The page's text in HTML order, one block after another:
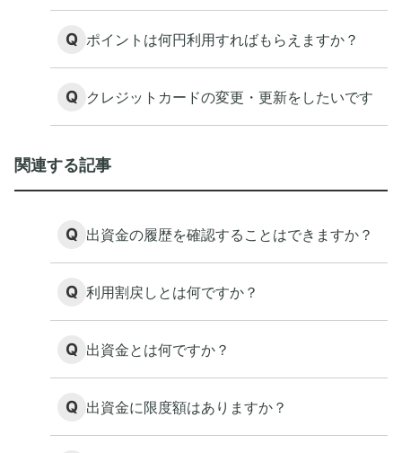
Q ポイントは何円利用すればもらえますか？
Q クレジットカードの変更・更新をしたいです
関連する記事
Q 出資金の履歴を確認することはできますか？
Q 利用割戻しとは何ですか？
Q 出資金とは何ですか？
Q 出資金に限度額はありますか？